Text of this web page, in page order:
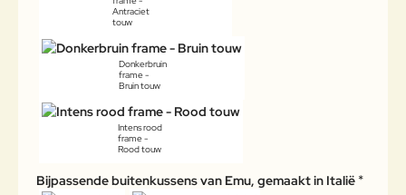
Antraciet
touw
Donkerbruin
frame -
Bruin touw
Intens rood
frame -
Rood touw
Bijpassende buitenkussens van Emu, gemaakt in Italië